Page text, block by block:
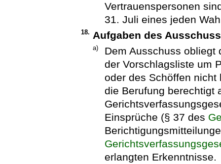
Vertrauenspersonen
31. Juli eines jeden
18. Aufgaben des
a)
Dem Ausschuss obliegt
der Vorschlagsliste um
oder des Schöffen nicht
die Berufung berechtigt
Einsprüche (§ 37 des
erlangten Erkenntnisse.